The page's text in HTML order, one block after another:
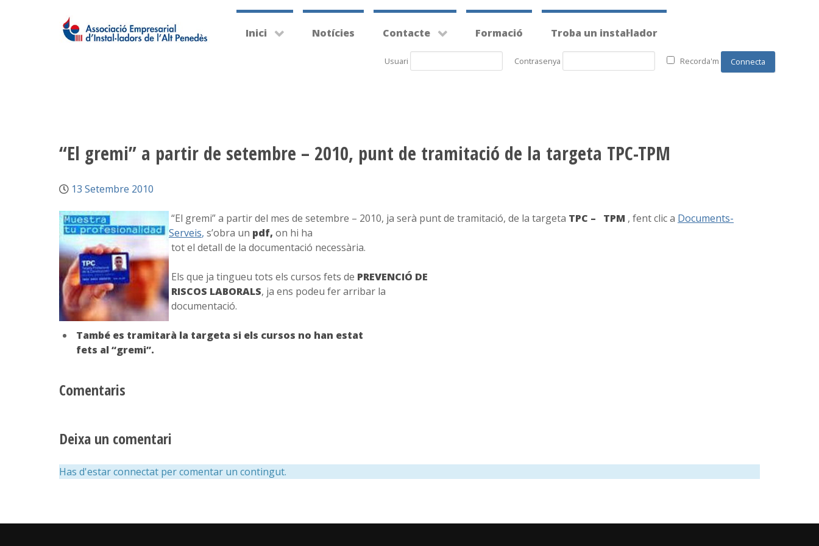
Inici Notícies Contacte Formació Troba un instal·lador
Usuari Contrasenya Recorda'm
“El gremi” a partir de setembre – 2010, punt de tramitació de la targeta TPC-TPM
13 Setembre 2010
“El gremi” a partir del mes de setembre – 2010, ja serà punt de tramitació, de la targeta TPC – TPM , fent clic a Documents-
Serveis, s’obra un pdf, on hi ha
tot el detall de la documentació necessària.
Els que ja tingueu tots els cursos fets de PREVENCIÓ DE
RISCOS LABORALS, ja ens podeu fer arribar la
documentació.
També es tramitarà la targeta si els cursos no han estat
fets al “gremi”.
Comentaris
Deixa un comentari
Has d'estar connectat per comentar un contingut.